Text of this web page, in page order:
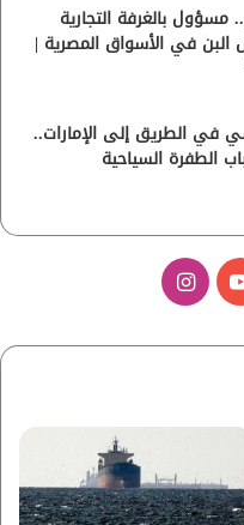
مسؤول بالغرفة التجارية
في الأسواق المصرية |
في الطريق إلى الإمارات..
الطفرة السياحية
ي
و
ت
ق